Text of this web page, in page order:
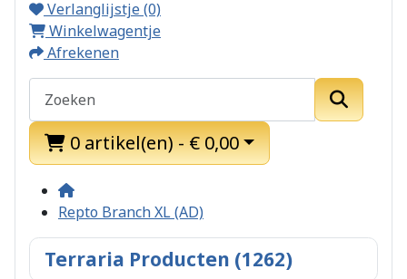
Verlanglijstje (0)
Winkelwagentje
Afrekenen
0 artikel(en) - € 0,00
Repto Branch XL (AD)
Terraria Producten (1262)